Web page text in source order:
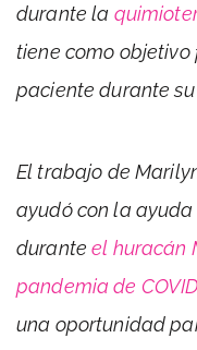
durante la
tiene como
paciente durante
El trabajo de
ayudó con la ayuda
durante el huracán
pandemia de
una oportunidad